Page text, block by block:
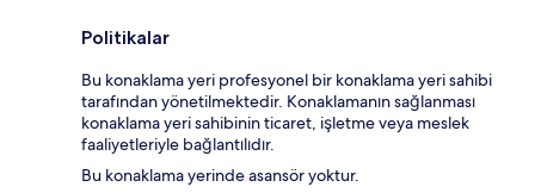
Politikalar
Bu konaklama yeri profesyonel bir konaklama yeri sahibi
tarafından yönetilmektedir. Konaklamanın sağlanması
konaklama yeri sahibinin ticaret, işletme veya meslek
faaliyetleriyle bağlantılıdır.
Bu konaklama yerinde asansör yoktur.